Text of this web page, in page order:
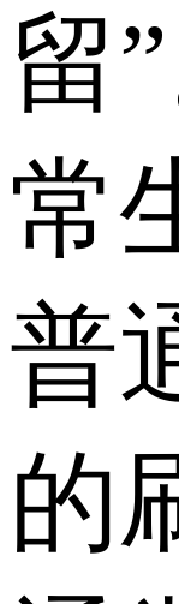
留
常
普
的